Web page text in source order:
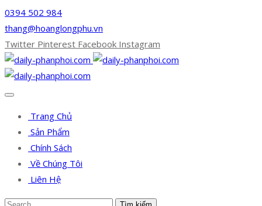
0394 502 984
thang@hoanglongphu.vn
Twitter Pinterest Facebook Instagram
Trang Chủ
Sản Phẩm
Chính Sách
Về Chúng Tôi
Liên Hệ